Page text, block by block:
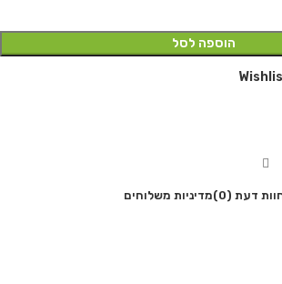
הוספה לסל
דעת (0) מדיניות משלוחים